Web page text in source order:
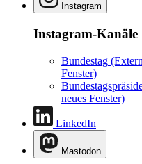
Instagram
Instagram-Kanäle
Bundestag
Fenster)
neues Fenster)
LinkedIn
Mastodon